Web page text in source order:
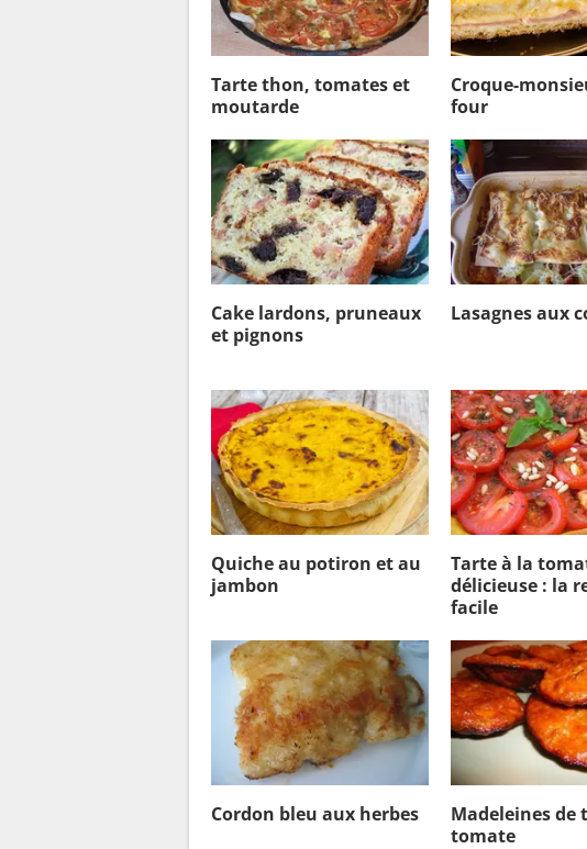
Tarte thon, tomates et
moutarde
Croque-
four
Cake lardons, pruneaux
et pignons
Lasagnes aux
Quiche au potiron et au
jambon
Tarte à la
délicieuse : la
facile
Cordon bleu aux herbes
Madeleines de
tomate